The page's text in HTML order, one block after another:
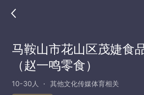
马鞍山市花山区茂婕食
（赵一鸣零食）
10-30人 其他文化传媒体育相关